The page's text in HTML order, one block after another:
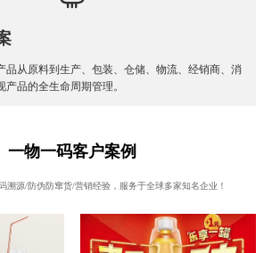
品从原料到生产、包装、仓储、物流、经销商、消
品的全生命周期管理。
一物一码客户案例
溯源/防伪防窜货/营销经验，服务于全球多家知名企业！